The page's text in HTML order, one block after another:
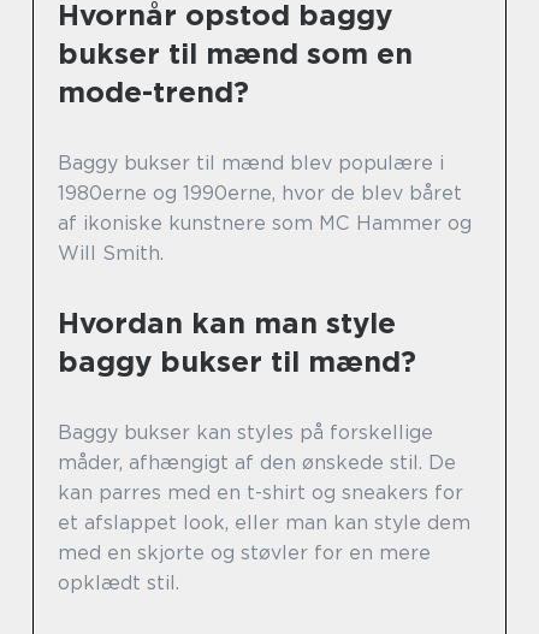
Hvornår opstod baggy
bukser til mænd som en
mode-trend?
Baggy bukser til mænd blev populære i
1980erne og 1990erne, hvor de blev båret
af ikoniske kunstnere som MC Hammer og
Will Smith.
Hvordan kan man style
baggy bukser til mænd?
Baggy bukser kan styles på forskellige
måder, afhængigt af den ønskede stil. De
kan parres med en t-shirt og sneakers for
et afslappet look, eller man kan style dem
med en skjorte og støvler for en mere
opklædt stil.